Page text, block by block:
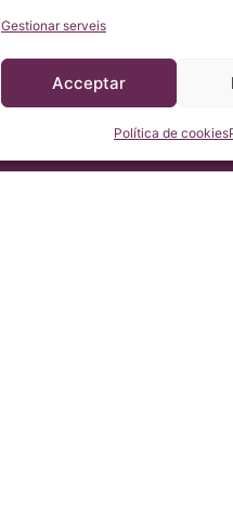
Gestionar serveis
Acceptar
Política de cookies